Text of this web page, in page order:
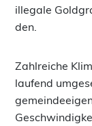
illegale
den.
Zahlreiche
laufend